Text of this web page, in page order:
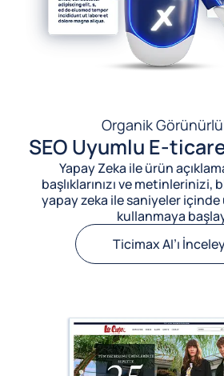
Organik
SEO Uyumlu E-
Yapay Zeka ile ürün
başlıklarınızı ve
yapay zeka ile saniyeler içinde
kullanmaya
Ticimax AI’ı